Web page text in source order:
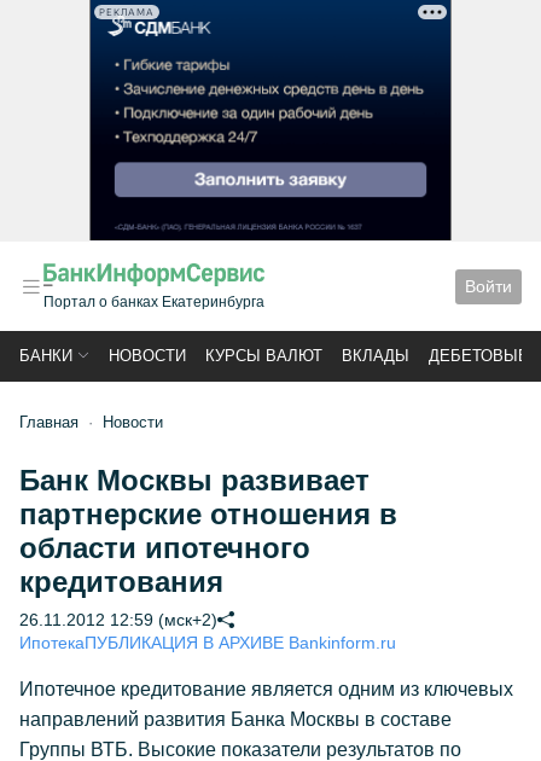
РЕКЛАМА
Портал о банках Екатеринбурга
Войти
БАНКИ НОВОСТИ КУРСЫ ВАЛЮТ ВКЛАДЫ ДЕБЕТОВЫЕ
Главная Новости
Банк Москвы развивает
партнерские отношения в
области ипотечного
кредитования
26.11.2012 12:59 (мск+2)
ИпотекаПУБЛИКАЦИЯ В АРХИВЕ Bankinform.ru
Ипотечное кредитование является одним из ключевых
направлений развития Банка Москвы в составе
Группы ВТБ. Высокие показатели результатов по